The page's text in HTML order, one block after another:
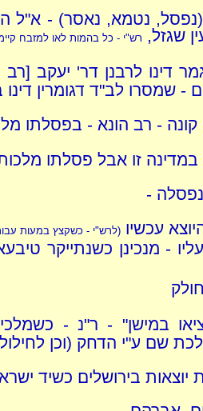
(נפסל, נטמא, נאסר) - א"ל
שגזל, רש"י - כל בהמות לאו למזבח
דינו לרבנן דר' יעקב
- שמסרו לב"ד דגומרין דינו
קונה - רב הונא - בפסלתו
זו אבל פסלתו מלכות
-
עכשיו(לרש"י - כשקצץ במעות
- מנכינן כשנתייקר
במישן" - ר"נ -
שם ע"י הדחק (וכן
יוצאות בירושלים כשיד